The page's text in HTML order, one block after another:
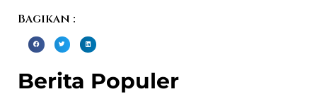
Bagikan :
Berita Populer